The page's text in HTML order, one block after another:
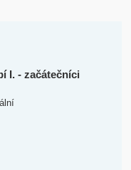
I. - začátečníci